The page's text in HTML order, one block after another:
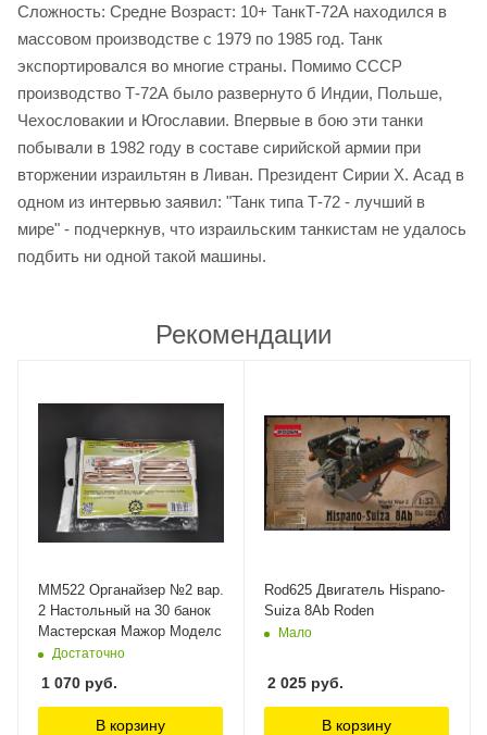
Сложность: Средне Возраст: 10+ ТанкТ-72А находился в
массовом производстве с 1979 по 1985 год. Танк
экспортировался во многие страны. Помимо СССР
производство Т-72А было развернуто б Индии, Польше,
Чехословакии и Югославии. Впервые в бою эти танки
побывали в 1982 году в составе сирийской армии при
вторжении израильтян в Ливан. Президент Сирии X. Асад в
одном из интервью заявил: "Танк типа Т-72 - лучший в
мире" - подчеркнув, что израильским танкистам не удалось
подбить ни одной такой машины.
Рекомендации
MM522 Органайзер №2 вар.
2 Настольный на 30 банок
Мастерская Мажор Моделс
Достаточно
1 070 руб.
В корзину
Rod625 Двигатель Hispano-
Suiza 8Ab Roden
Мало
2 025 руб.
В корзину